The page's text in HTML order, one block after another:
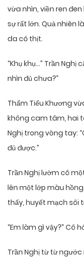
vừa nhìn, viền ren
sự rất lớn. Quả nhiên
da có thịt.
“Khụ khụ…” Trần
nhìn đủ chưa?”
Thẩm Tiểu Khương
không cam tâm, hai
Nghị trong vòng tay:
đủ được.”
Trần Nghị lườm cô
lên một lớp màu
thấy, huyết mạch sôi
“Em làm gì vậy?” Cô
Trần Nghị từ từ ngước